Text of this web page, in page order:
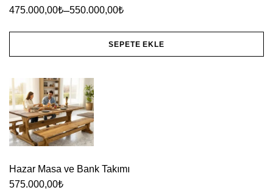
475.000,00₺–550.000,00₺
SEPETE EKLE
ürünün
birden
fazla
varyasyonu
Seçenekler
Hazar Masa ve Bank Takımı
575.000,00₺